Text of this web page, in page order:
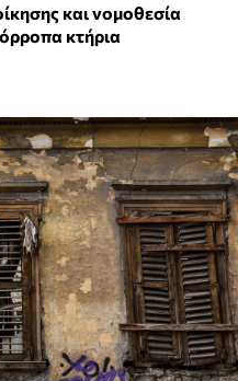
και νομοθεσία
κτήρια